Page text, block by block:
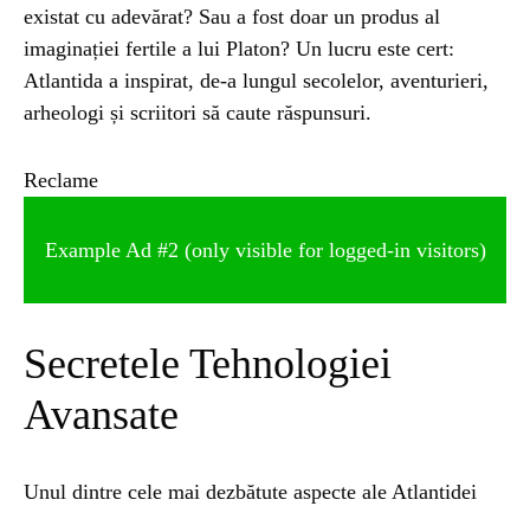
existat cu adevărat? Sau a fost doar un produs al
imaginației fertile a lui Platon? Un lucru este cert:
Atlantida a inspirat, de-a lungul secolelor, aventurieri,
arheologi și scriitori să caute răspunsuri.
Reclame
Example Ad #2 (only visible for logged-in visitors)
Secretele Tehnologiei
Avansate
Unul dintre cele mai dezbătute aspecte ale Atlantidei